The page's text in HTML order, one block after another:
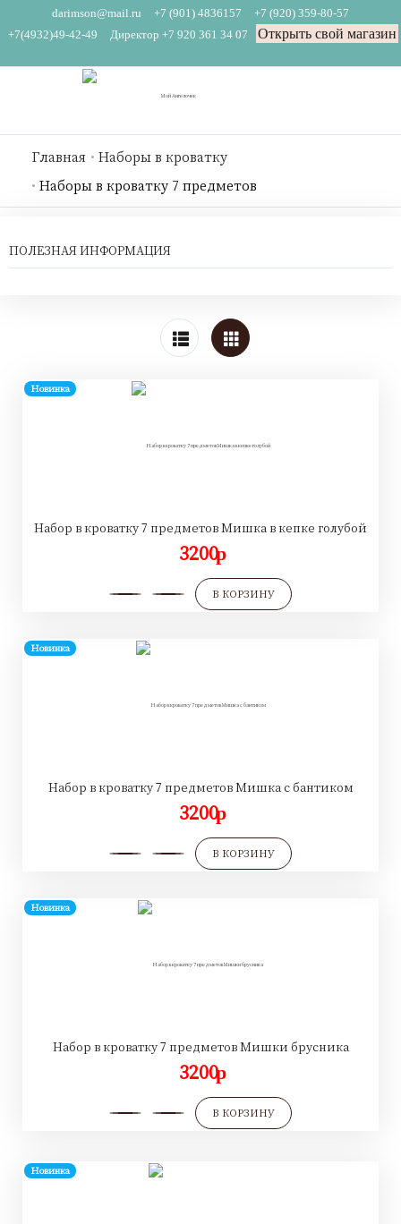
darimson@mail.ru +7 (901) 4836157
+7 (920) 359-80-57
+7(4932)49-42-49
Директор +7 920 361 34 07 Открыть свой магазин
Главная
Наборы в кроватку
Наборы в кроватку 7 предметов
ПОЛЕЗНАЯ ИНФОРМАЦИЯ
Новинка
Набор в кроватку 7 предметов Мишка в кепке голубой
3200p
В КОРЗИНУ
Новинка
Набор в кроватку 7 предметов Мишка с бантиком
3200p
В КОРЗИНУ
Новинка
Набор в кроватку 7 предметов Мишки брусника
3200p
В КОРЗИНУ
Новинка